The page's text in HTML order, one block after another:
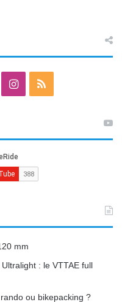
I
a
r
mm
: le VTTAE full
ou bikepacking ?